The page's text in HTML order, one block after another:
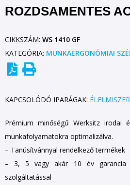
ROZDSAMENTES
CIKKSZÁM: WS 1410 GF
KATEGÓRIA: MUNKAERGONÓMIAI
KAPCSOLÓDÓ IPARÁGAK:
Prémium minőségű Werksitz irodai
munkafolyamatokra optimalizálva.
– Tanúsítvánnyal rendelkező termékek
– 3, 5 vagy akár 10 év garancia
szolgáltatással